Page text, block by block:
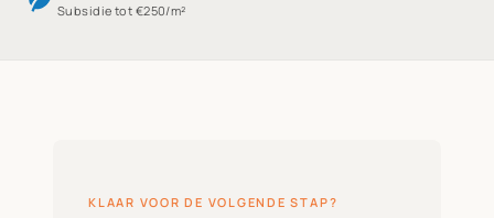
Subsidie tot €250/m²
KLAAR VOOR DE VOLGENDE STAP?